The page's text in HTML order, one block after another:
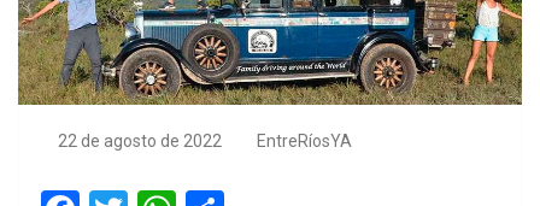
22 de agosto de 2022 EntreRíosYA